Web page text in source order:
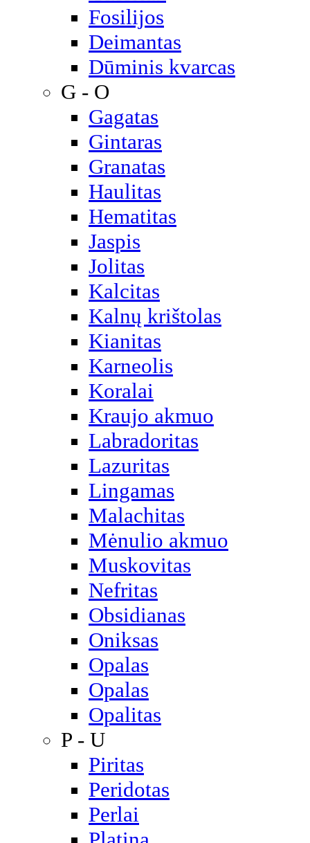
Fosilijos
Deimantas
Dūminis kvarcas
G - O
Gagatas
Gintaras
Granatas
Haulitas
Hematitas
Jaspis
Jolitas
Kalcitas
Kalnų krištolas
Kianitas
Karneolis
Koralai
Kraujo akmuo
Labradoritas
Lazuritas
Lingamas
Malachitas
Mėnulio akmuo
Muskovitas
Nefritas
Obsidianas
Oniksas
Opalas
Opalas
Opalitas
P - U
Piritas
Peridotas
Perlai